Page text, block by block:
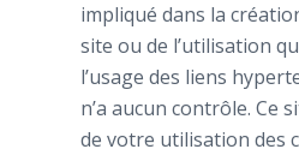
impliqué dans la
site ou de l’utilisation
l’usage des liens
n’a aucun contrôle. Ce
de votre utilisation des